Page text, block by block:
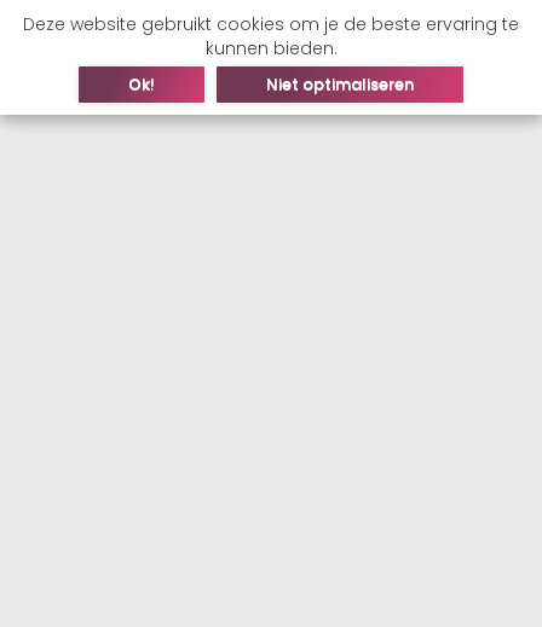
Deze website gebruikt cookies om je de beste ervaring te
kunnen bieden.
Ok! Niet optimaliseren